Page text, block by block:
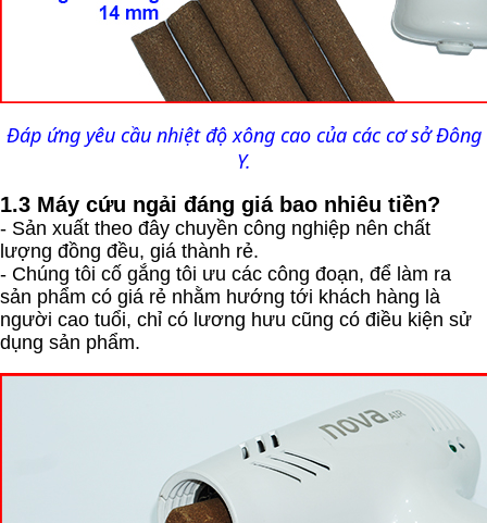
Đáp ứng yêu cầu nhiệt độ xông cao của các cơ sở Đông
Y.
1.3 Máy cứu ngải đáng giá bao nhiêu tiền?
- Sản xuất theo đây chuyền công nghiệp nên chất
lượng đồng đều, giá thành rẻ.
- Chúng tôi cố gắng tôi ưu các công đoạn, để làm ra
sản phẩm có giá rẻ nhằm hướng tới khách hàng là
người cao tuổi, chỉ có lương hưu cũng có điều kiện sử
dụng sản phẩm.